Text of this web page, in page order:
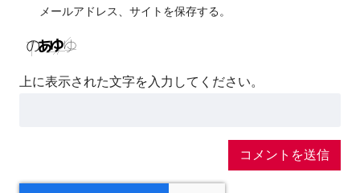
メールアドレス、サイトを保存する。
上に表示された文字を入力してください。